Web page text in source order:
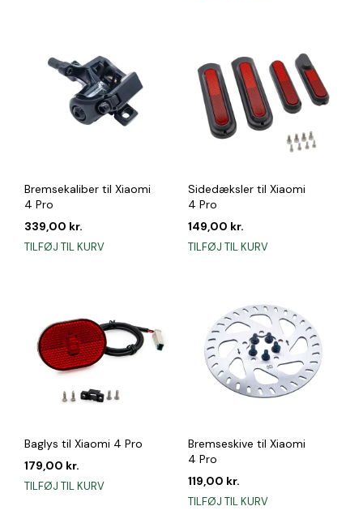
Bremsekaliber til Xiaomi
4 Pro
339,00 kr.
TILFØJ TIL KURV
Sidedæksler til Xiaomi
4 Pro
149,00 kr.
TILFØJ TIL KURV
Baglys til Xiaomi 4 Pro
179,00 kr.
TILFØJ TIL KURV
Bremseskive til Xiaomi
4 Pro
119,00 kr.
TILFØJ TIL KURV